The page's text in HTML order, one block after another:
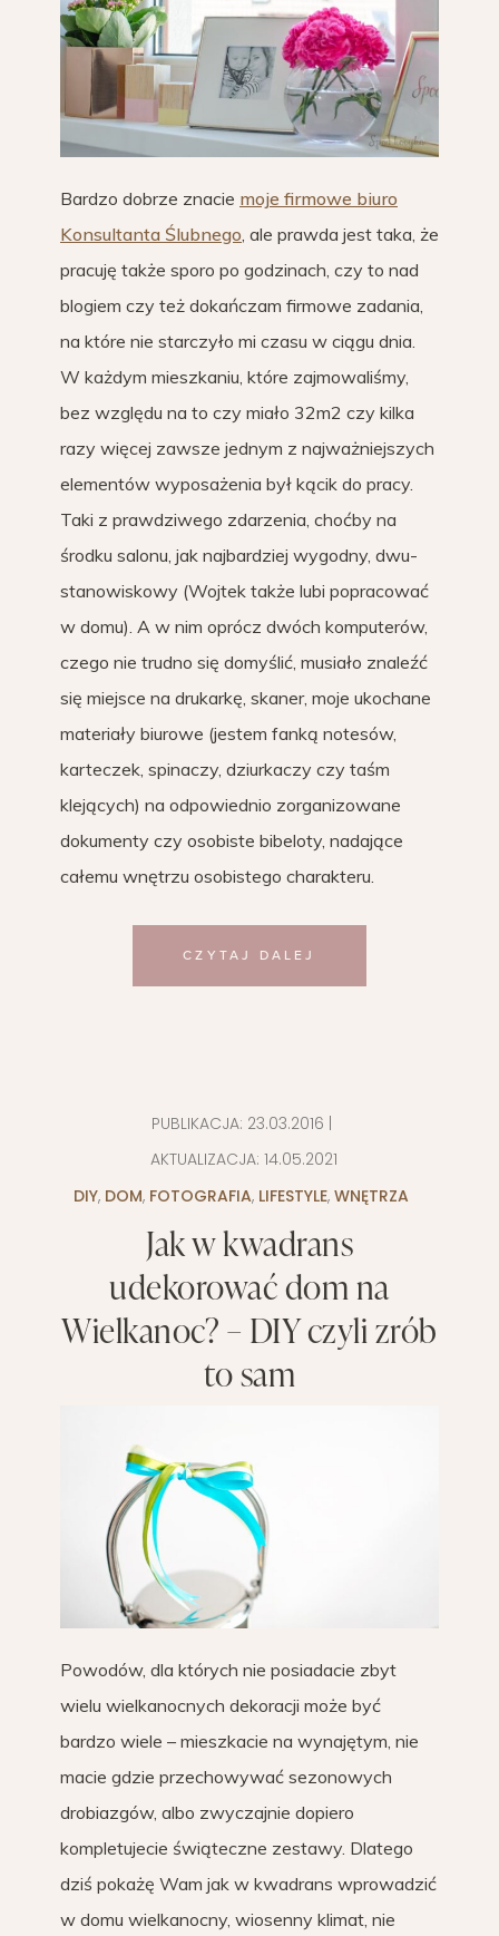
Bardzo dobrze znacie moje firmowe biuro
Konsultanta Ślubnego , ale prawda jest taka, że
pracuję także sporo po godzinach, czy to nad
blogiem czy też dokańczam firmowe zadania,
na które nie starczyło mi czasu w ciągu dnia.
W każdym mieszkaniu, które zajmowaliśmy,
bez względu na to czy miało 32m2 czy kilka
razy więcej zawsze jednym z najważniejszych
elementów wyposażenia był kącik do pracy.
Taki z prawdziwego zdarzenia, choćby na
środku salonu, jak najbardziej wygodny, dwu-
stanowiskowy (Wojtek także lubi popracować
w domu). A w nim oprócz dwóch komputerów,
czego nie trudno się domyślić, musiało znaleźć
się miejsce na drukarkę, skaner, moje ukochane
materiały biurowe (jestem fanką notesów,
karteczek, spinaczy, dziurkaczy czy taśm
klejących) na odpowiednio zorganizowane
dokumenty czy osobiste bibeloty, nadające
całemu wnętrzu osobistego charakteru.
CZYTAJ DALEJ
PUBLIKACJA: 23.03.2016 |
AKTUALIZACJA: 14.05.2021
DIY, DOM, FOTOGRAFIA, LIFESTYLE, WNĘTRZA
Jak w kwadrans
udekorować dom na
Wielkanoc? – DIY czyli zrób
to sam
Powodów, dla których nie posiadacie zbyt
wielu wielkanocnych dekoracji może być
bardzo wiele – mieszkacie na wynajętym, nie
macie gdzie przechowywać sezonowych
drobiazgów, albo zwyczajnie dopiero
kompletujecie świąteczne zestawy. Dlatego
dziś pokażę Wam jak w kwadrans wprowadzić
w domu wielkanocny, wiosenny klimat, nie